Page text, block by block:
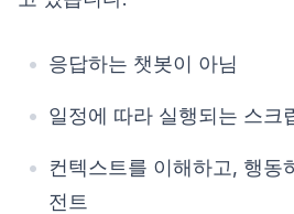
응답하는 챗봇이 아님
일정에 따라 실행되는 스크
컨텍스트를 이해하고, 행동
전트